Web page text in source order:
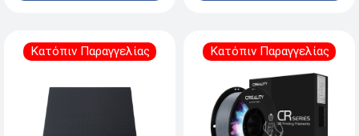
Κατόπιν Παραγγελίας Κατόπιν Παραγγελίας